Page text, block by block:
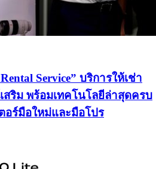
Service” บริการให้เช่า
สริม พร้อมเทคโนโลยีล่าสุดครบ
อร์มือใหม่และมือโปร